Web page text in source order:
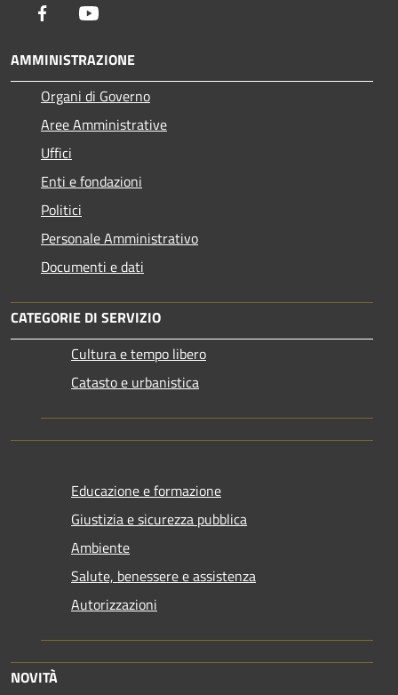
Facebook
AMMINISTRAZIONE
Organi di Governo
Aree Amministrative
Uffici
Enti e fondazioni
Politici
Personale Amministrativo
Documenti e dati
CATEGORIE DI SERVIZIO
Cultura e tempo libero
Catasto e urbanistica
Educazione e formazione
Giustizia e sicurezza pubblica
Ambiente
Salute, benessere e assistenza
Autorizzazioni
NOVITÀ